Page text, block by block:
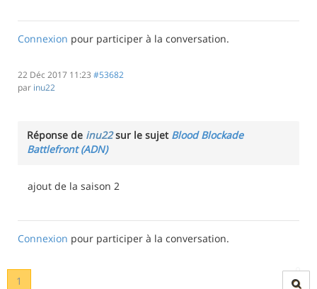
Connexion pour participer à la conversation.
22 Déc 2017 11:23 #53682
par inu22
Réponse de inu22sur le sujet Blood Blockade
Battlefront (ADN)
ajout de la saison 2
Connexion pour participer à la conversation.
1